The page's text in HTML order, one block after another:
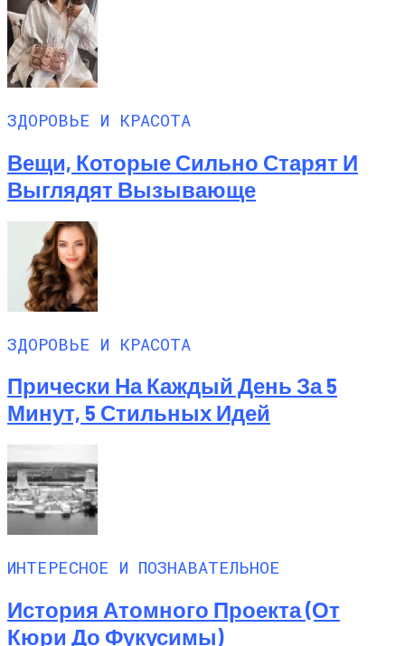
ЗДОРОВЬЕ И КРАСОТА
Вещи, Которые Сильно Старят И
Выглядят Вызывающе
ЗДОРОВЬЕ И КРАСОТА
Прически На Каждый День За 5
Минут, 5 Стильных Идей
ИНТЕРЕСНОЕ И ПОЗНАВАТЕЛЬНОЕ
История Атомного Проекта (от
Кюри До Фукусимы)